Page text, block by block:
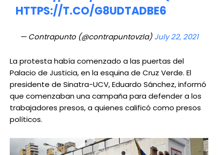
HTTPS://T.CO/G8UDTADBE6
— Contrapunto (@contrapuntovzla) July 22, 2021
La protesta había comenzado a las puertas del
Palacio de Justicia, en la esquina de Cruz Verde. El
presidente de Sinatra-UCV, Eduardo Sánchez, informó
que comenzaban una campaña para defender a los
trabajadores presos, a quienes calificó como presos
políticos.